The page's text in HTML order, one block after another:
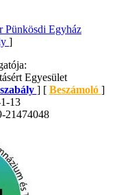
Pünkösdi Egyház
]
Egyesület
] [ Beszámoló ]
13
21474048